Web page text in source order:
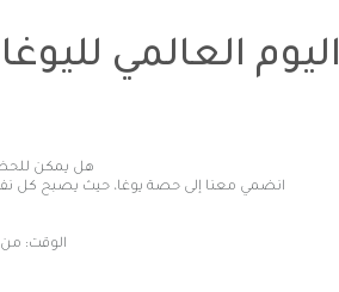
اليوم العالمي لليوغا
هل يمكن
انضمي معنا إلى حصة يوغا، حيث يصبح كل
الوقت: من 5:30 مساءً إلى 7:00 مساءً.